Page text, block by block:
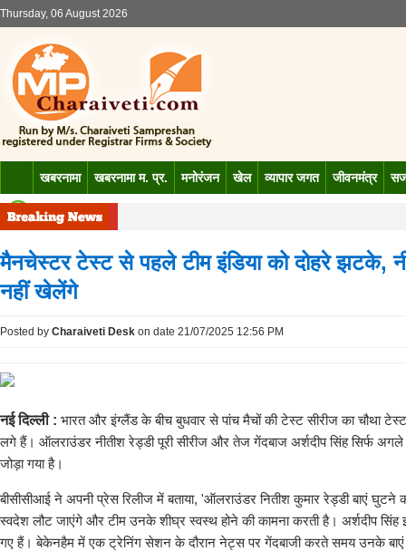
Thursday, 06 August 2026
खबरनामा खबरनामा म. प्र. मनोरंजन खेल व्यापार जगत जीवनमंत्र
मैनचेस्टर टेस्ट से पहले टीम इंडिया को दोहरे झटके,
नहीं खेलेंगे
Posted by Charaiveti Desk on date 21/07/2025 12:56 PM
नई दिल्ली : भारत और इंग्लैंड के बीच बुधवार से पांच मैचों की टेस्ट सीरीज का चौथा
लगे हैं। ऑलराउंडर नीतीश रेड्डी पूरी सीरीज और तेज गेंदबाज अर्शदीप सिंह सिर्फ
जोड़ा गया है।
बीसीसीआई ने अपनी प्रेस रिलीज में बताया, 'ऑलराउंडर नितीश कुमार रेड्डी बाएं घुटने
स्वदेश लौट जाएंगे और टीम उनके शीघ्र स्वस्थ होने की कामना करती है। अर्शदीप
गए हैं। बेकेनहैम में एक ट्रेनिंग सेशन के दौरान नेट्स पर गेंदबाजी करते समय उनके